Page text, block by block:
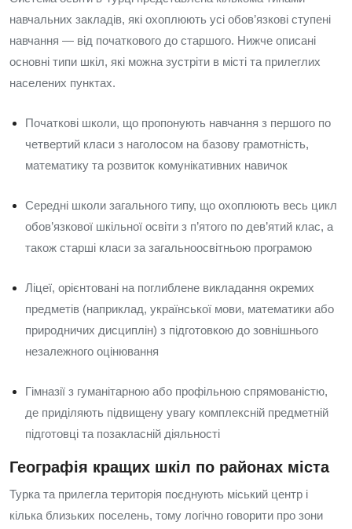
навчальних закладів, які охоплюють усі обов’язкові ступені
навчання — від початкового до старшого. Нижче описані
основні типи шкіл, які можна зустріти в місті та прилеглих
населених пунктах.
Початкові школи, що пропонують навчання з першого по
четвертий класи з наголосом на базову грамотність,
математику та розвиток комунікативних навичок
Середні школи загального типу, що охоплюють весь цикл
обов’язкової шкільної освіти з п’ятого по дев’ятий клас, а
також старші класи за загальноосвітньою програмою
Ліцеї, орієнтовані на поглиблене викладання окремих
предметів (наприклад, української мови, математики або
природничих дисциплін) з підготовкою до зовнішнього
незалежного оцінювання
Гімназії з гуманітарною або профільною спрямованістю,
де приділяють підвищену увагу комплексній предметній
підготовці та позакласній діяльності
Географія кращих шкіл по районах міста
Турка та прилегла територія поєднують міський центр і
кілька близьких поселень, тому логічно говорити про зони